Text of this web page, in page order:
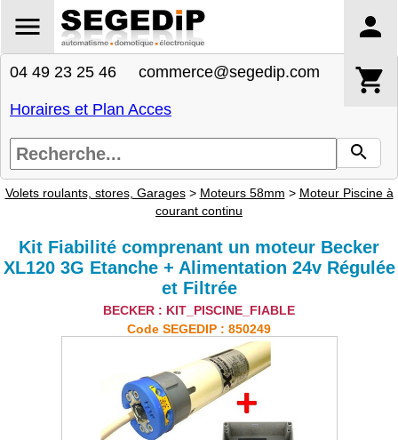
04 49 23 25 46 commerce@segedip.com
Horaires et Plan Acces
Volets roulants, stores, Garages> Moteurs 58mm > Moteur Piscine à
courant continu
Kit Fiabilité comprenant un moteur Becker
XL120 3G Etanche + Alimentation 24v Régulée
et Filtrée
BECKER : KIT_PISCINE_FIABLE
Code SEGEDIP : 850249